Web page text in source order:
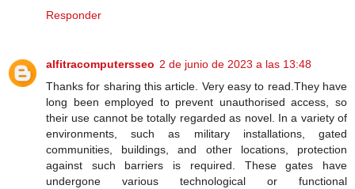
Responder
alfitracomputersseo 2 de junio de 2023 a las 13:48
Thanks for sharing this article. Very easy to read.They have
long been employed to prevent unauthorised access, so
their use cannot be totally regarded as novel. In a variety of
environments, such as military installations, gated
communities, buildings, and other locations, protection
against such barriers is required. These gates have
undergone various technological or functional